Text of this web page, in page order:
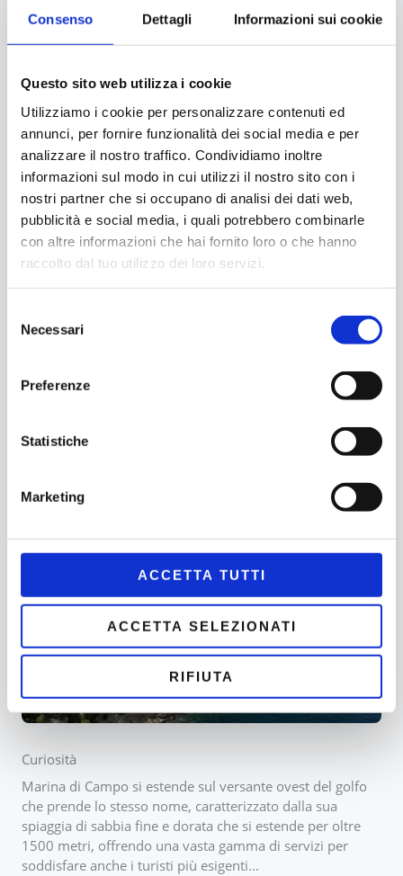
Consenso Dettagli Informazioni sui cookie
Questo sito web utilizza i cookie
Utilizziamo i cookie per personalizzare contenuti ed
annunci, per fornire funzionalità dei social media e per
analizzare il nostro traffico. Condividiamo inoltre
informazioni sul modo in cui utilizzi il nostro sito con i
nostri partner che si occupano di analisi dei dati web,
pubblicità e social media, i quali potrebbero combinarle
con altre informazioni che hai fornito loro o che hanno
raccolto dal tuo utilizzo dei loro servizi.
delNecessari
Preferenze
Statistiche
Marketing
ACCETTA TUTTI
ACCETTA SELEZIONATI
RIFIUTA
Curiosità
Marina di Campo si estende sul versante ovest del golfo
che prende lo stesso nome, caratterizzato dalla sua
spiaggia di sabbia fine e dorata che si estende per oltre
1500 metri, offrendo una vasta gamma di servizi per
soddisfare anche i turisti più esigenti...